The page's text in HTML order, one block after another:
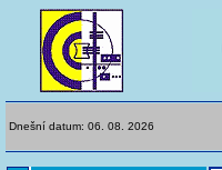
Dnešní datum: 06. 08. 2026